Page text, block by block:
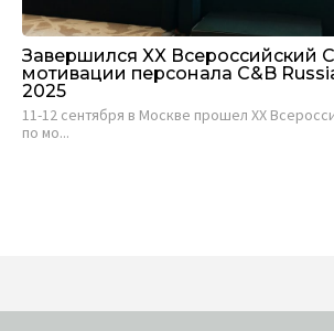
Завершился XX Всероссийский
мотивации персонала C&B
2025
11-12 сентября в Москве прошел XX
по мо...